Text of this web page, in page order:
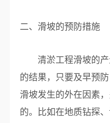
二、滑坡的预防措施
清淤工程滑坡的产
的结果，只要及早预
滑坡发生的外在因素
的。比如在地质钻探